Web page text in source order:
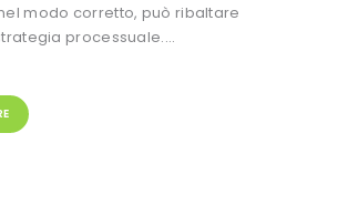
modo corretto, può ribaltare
processuale.…